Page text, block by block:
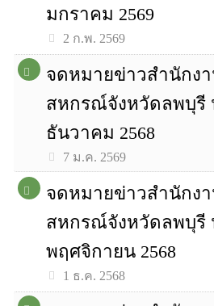
มกราคม 2569
2 ก.พ. 2569
จดหมายข่าวสำนักง
สหกรณ์จังหวัดลพบุรี
ธันวาคม 2568
7 ม.ค. 2569
จดหมายข่าวสำนักง
สหกรณ์จังหวัดลพบุรี
พฤศจิกายน 2568
1 ธ.ค. 2568